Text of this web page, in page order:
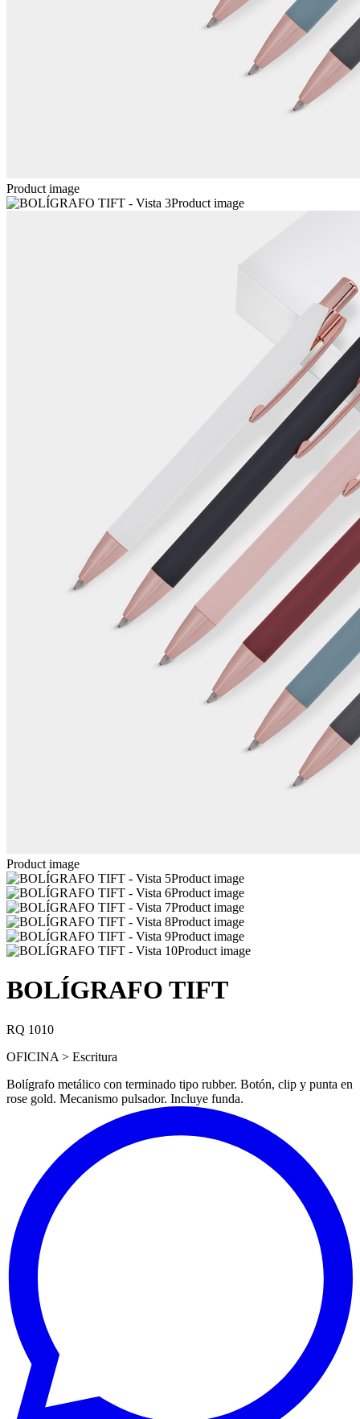
Product image
Product image
Product image
Product image
Product image
Product image
Product image
Product image
Product image
BOLÍGRAFO TIFT
RQ 1010
OFICINA > Escritura
Bolígrafo metálico con terminado tipo rubber. Botón, clip y punta en
rose gold. Mecanismo pulsador. Incluye funda.